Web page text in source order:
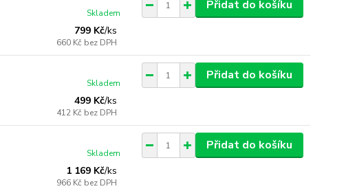
799 Kč/ks
660 Kč bez DPH
Skladem
Přidat do košíku
499 Kč/ks
412 Kč bez DPH
Skladem
Přidat do košíku
1 169 Kč/ks
966 Kč bez DPH
Skladem
Přidat do košíku